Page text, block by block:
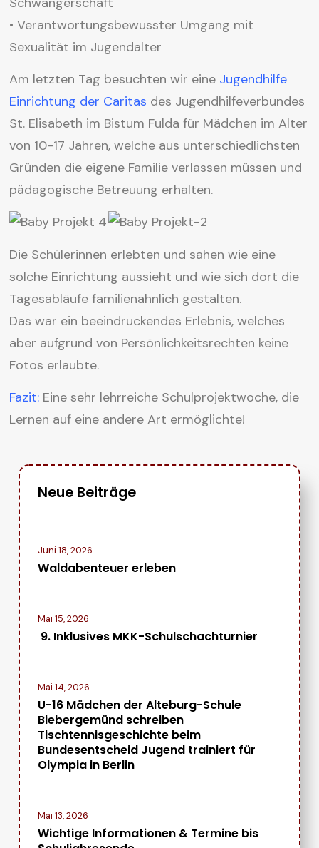
• Verantwortungsbewusster Umgang mit
Sexualität im Jugendalter
Am letzten Tag besuchten wir eineJugendhilfe
Einrichtung der Caritas des Jugendhilfeverbundes
St. Elisabeth im Bistum Fulda für Mädchen im Alter
von 10-17 Jahren, welche aus unterschiedlichsten
Gründen die eigene Familie verlassen müssen und
pädagogische Betreuung erhalten.
Die Schülerinnen erlebten und sahen wie eine
solche Einrichtung aussieht und wie sich dort die
Tagesabläufe familienähnlich gestalten.
Das war ein beeindruckendes Erlebnis, welches
aber aufgrund von Persönlichkeitsrechten keine
Fotos erlaubte.
Fazit:Eine sehr lehrreiche Schulprojektwoche, die
Lernen auf eine andere Art ermöglichte!
Neue Beiträge
Juni 18, 2026
Waldabenteuer erleben
Mai 15, 2026
9. Inklusives MKK-Schulschachturnier
Mai 14, 2026
U-16 Mädchen der Alteburg-Schule
Biebergemünd schreiben
Tischtennisgeschichte beim
Bundesentscheid Jugend trainiert für
Olympia in Berlin
Mai 13, 2026
Wichtige Informationen & Termine bis